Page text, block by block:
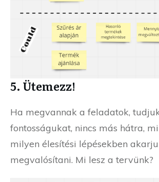
5. Ütemezz!
Ha megvannak a feladatok,
fontosságukat, nincs más hátra,
milyen élesítési lépésekben
megvalósítani. Mi lesz a tervünk?